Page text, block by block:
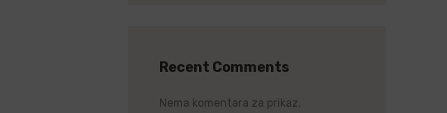
Recent Comments
Nema komentara za prikaz.